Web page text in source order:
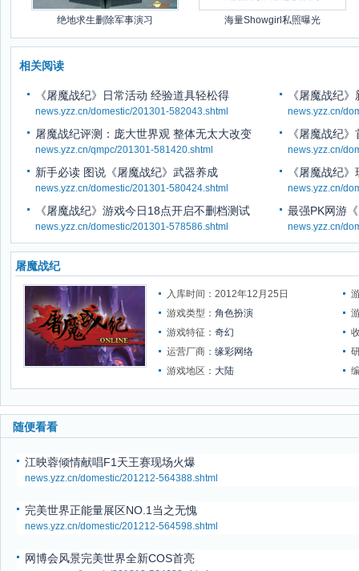
绝地求生删除军事演习 海量Showgirl私照曝光
相关阅读
《屠魔战纪》日常活动 经验道具轻松得
news.yzz.cn/domestic/201301-582043.shtml
《屠魔战纪
news.yzz.cn/
屠魔战纪评测：庞大世界观 整体无太大改变
news.yzz.cn/qmpc/201301-581420.shtml
《屠魔战纪
news.yzz.cn/
新手必读 图说《屠魔战纪》武器养成
news.yzz.cn/domestic/201301-580424.shtml
《屠魔战纪
news.yzz.cn/
《屠魔战纪》游戏今日18点开启不删档测试
news.yzz.cn/domestic/201301-578586.shtml
最强PK网游
news.yzz.cn/
屠魔战纪
入库时间：2012年12月25日
游戏类型： 角色扮演
游戏特征： 奇幻
运营厂商： 缘彩网络
游戏地区： 大陆
随便看看
江映蓉倾情献唱F1天王赛现场火爆
news.yzz.cn/domestic/201212-564388.shtml
完美世界正能量展区NO.1当之无愧
news.yzz.cn/domestic/201212-564598.shtml
网博会风景完美世界全新COS首亮